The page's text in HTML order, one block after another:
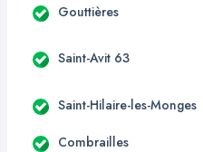
Gouttières
Saint-Avit 63
Saint-Hilaire-les-Monges
Combrailles